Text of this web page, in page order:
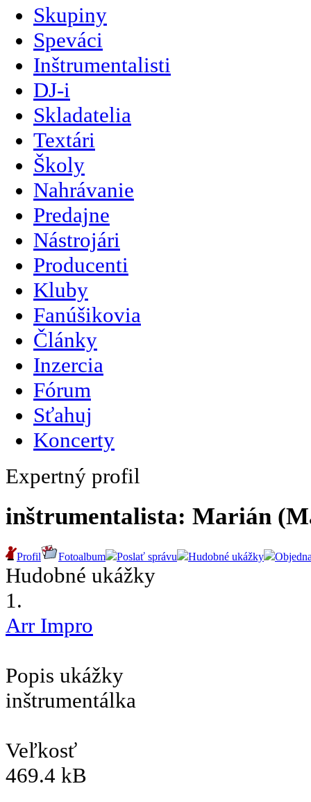
Skupiny
Speváci
Inštrumentalisti
DJ-i
Skladatelia
Textári
Školy
Nahrávanie
Predajne
Nástrojári
Producenti
Kluby
Fanúšikovia
Články
Inzercia
Fórum
Sťahuj
Koncerty
Expertný profil
inštrumentalista: Marián
Profil Fotoalbum Poslať správu Hudobné ukážky
Hudobné ukážky
1.
Arr Impro
Popis ukážky
inštrumentálka
Veľkosť
469.4 kB